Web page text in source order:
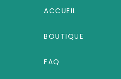
ACCUEIL
BOUTIQUE
FAQ